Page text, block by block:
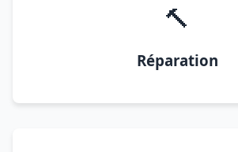
🔨
Réparation